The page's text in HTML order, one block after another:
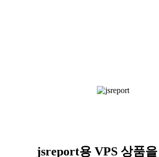
jsreport용 VPS 상품